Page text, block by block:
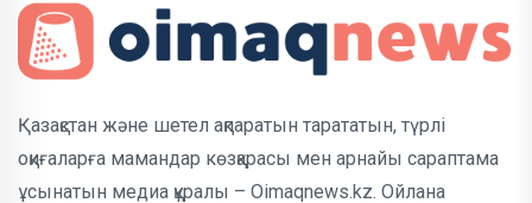
Қазақстан және шетел ақпаратын тарататын, түрлі
оқиғаларға мамандар көзқарасы мен арнайы сараптама
ұсынатын медиа құралы – Oimaqnews.kz. Ойлана